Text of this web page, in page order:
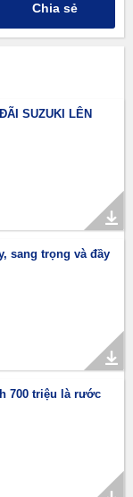
Chia sẻ
SUZUKI LÊN
sang trọng và đầy
700 triệu là rước